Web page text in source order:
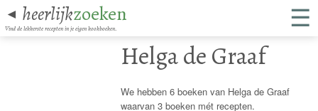
◄ heerlijkzoeken
Vind de lekkerste recepten in je eigen kookboeken. ☰
Helga de Graaf
We hebben 6 boeken van Helga de Graaf
waarvan 3 boeken mét recepten.